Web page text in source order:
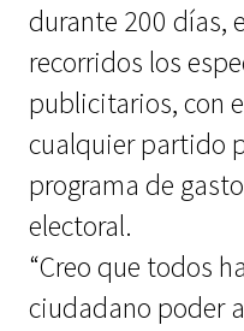
durante 200 días,
recorridos los
publicitarios, con
cualquier partido
programa de
electoral.
“Creo que todos
ciudadano poder